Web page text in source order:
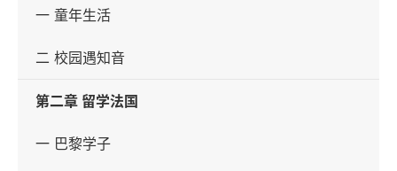
一 童年生活
二 校园遇知音
第二章 留学法国
一 巴黎学子